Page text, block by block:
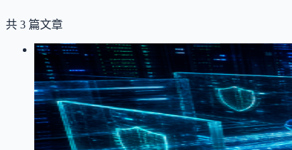
共 3 篇文章
LOG 01
2026-06-30
记一次 Docker 镜像拉不下来的
Docker踩坑记录运维代理CI/CD